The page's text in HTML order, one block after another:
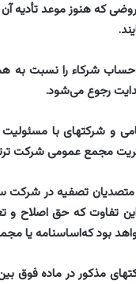
که هنوز موعد
حساب شرکاء را
رجوع می‌شود.
سهامی و شرکتهای با
مجمع عمومی شرکت
متصدیان تصفیه در
با این تفاوت که حق
بود که‌اساسنامه یا
شرکتهای مذکور در